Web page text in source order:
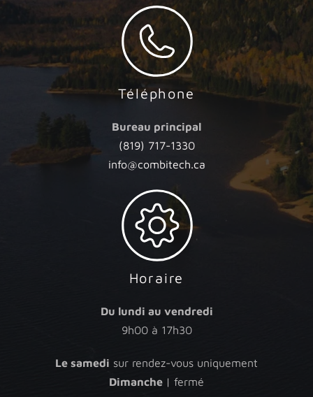
Téléphone
Bureau principal
(819) 717-1330
info@combitech.ca
Horaire
Du lundi au vendredi
9h00 à 17h30
Le samedi sur rendez-vous uniquement
Dimanche | fermé